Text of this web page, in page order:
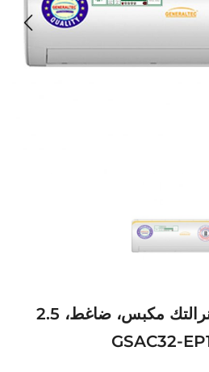
مكيف هواء سبليت جنرالتك مكبس، ضاغط، 2.5